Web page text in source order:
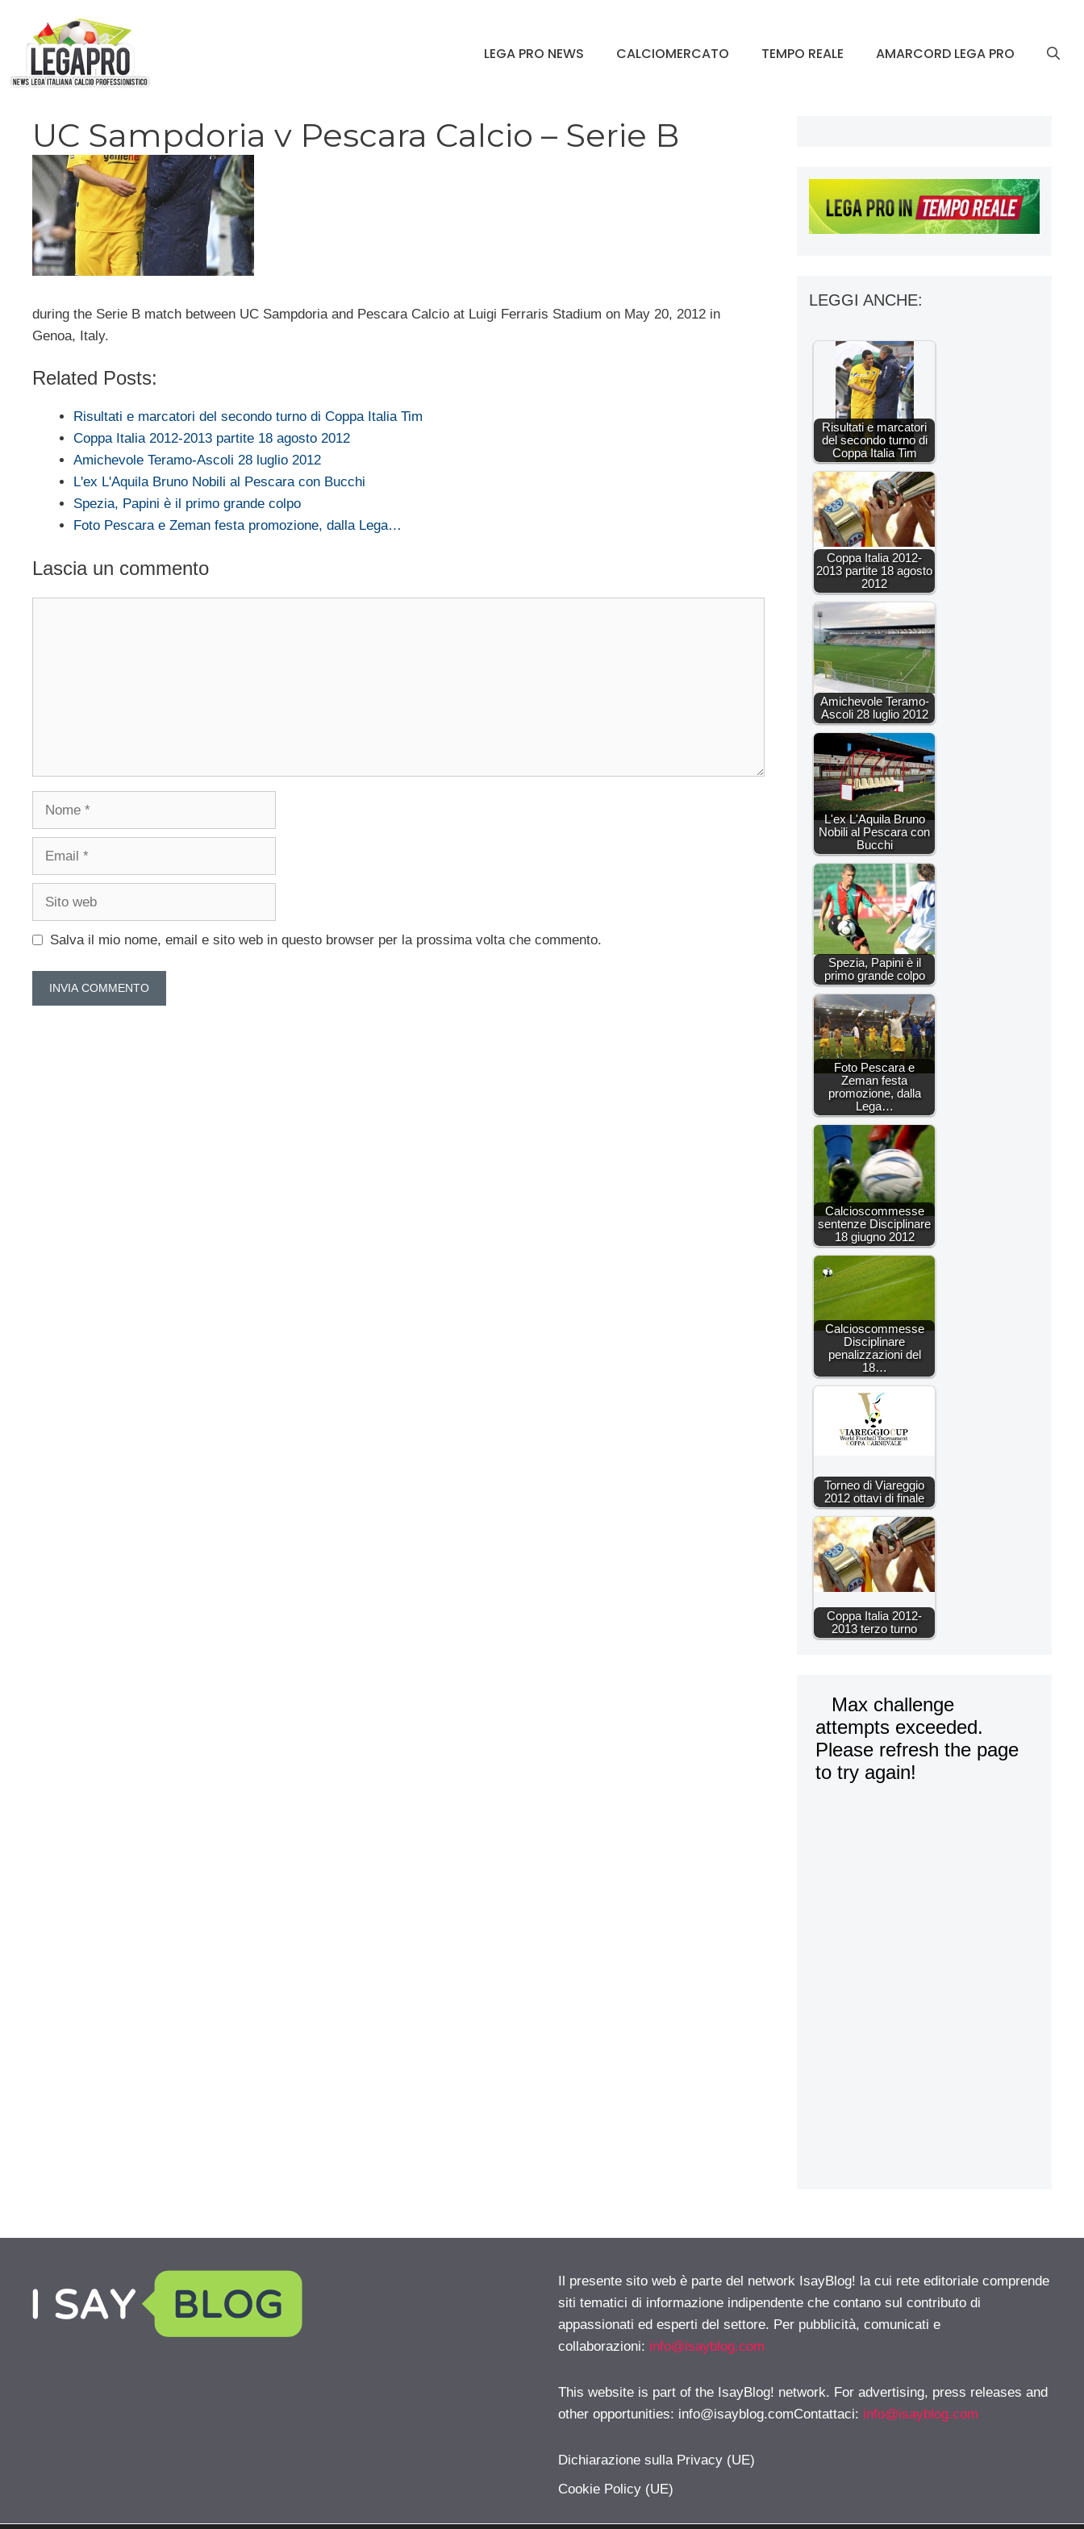
contenuto
LEGA PRO NEWS CALCIOMERCATO TEMPO REALE AMARCORD LEGA PRO
UC Sampdoria v Pescara Calcio – Serie B
during the Serie B match between UC Sampdoria and Pescara Calcio at Luigi Ferraris Stadium on May 20, 2012 in
Genoa, Italy.
Related Posts:
Risultati e marcatori del secondo turno di Coppa Italia Tim
Coppa Italia 2012-2013 partite 18 agosto 2012
Amichevole Teramo-Ascoli 28 luglio 2012
L'ex L'Aquila Bruno Nobili al Pescara con Bucchi
Spezia, Papini è il primo grande colpo
Foto Pescara e Zeman festa promozione, dalla Lega…
Lascia un commento
Nome
Email
Sito
Salva il mio nome, email e sito web in questo browser per la prossima volta che commento.
LEGGI ANCHE:
Risultati e marcatori
del secondo turno di
Coppa Italia Tim
Coppa Italia 2012-
2013 partite 18 agosto
2012
Amichevole Teramo-
Ascoli 28 luglio 2012
L'ex L'Aquila Bruno
Nobili al Pescara con
Bucchi
Spezia, Papini è il
primo grande colpo
Foto Pescara e
Zeman festa
promozione, dalla
Lega…
Calcioscommesse
sentenze Disciplinare
18 giugno 2012
Calcioscommesse
Disciplinare
penalizzazioni del
18…
Torneo di Viareggio
2012 ottavi di finale
Coppa Italia 2012-
2013 terzo turno
Il presente sito web è parte del network IsayBlog! la cui rete editoriale comprende
siti tematici di informazione indipendente che contano sul contributo di
appassionati ed esperti del settore. Per pubblicità, comunicati e
collaborazioni: info@isayblog.com
This website is part of the IsayBlog! network. For advertising, press releases and
other opportunities: info@isayblog.comContattaci: info@isayblog.com
Dichiarazione sulla Privacy (UE)
Cookie Policy (UE)